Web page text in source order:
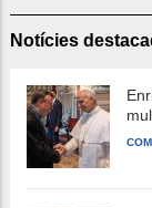
Notícies